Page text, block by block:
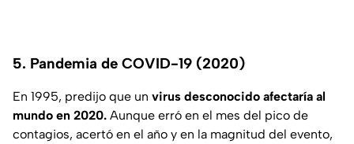
5. Pandemia de COVID-19 (2020)
En 1995, predijo que un virus desconocido afectaría al
mundo en 2020. Aunque erró en el mes del pico de
contagios, acertó en el año y en la magnitud del evento,